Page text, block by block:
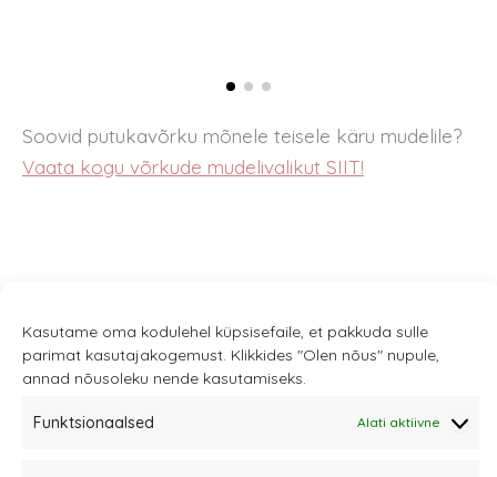
Kasutame oma kodulehel küpsisefaile, et pakkuda sulle
parimat kasutajakogemust. Klikkides "Olen nõus" nupule,
annad nõusoleku nende kasutamiseks.
Funktsionaalsed Alati aktiivne
Soovid putukavõrku mõnele teisele käru mudelile?
Vaata kogu võrkude mudelivalikut SIIT!